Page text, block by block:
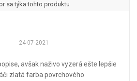
sa týka tohto produktu
24-07-2021
avšak naživo vyzerá ešte lepšie
zlatá farba povrchového